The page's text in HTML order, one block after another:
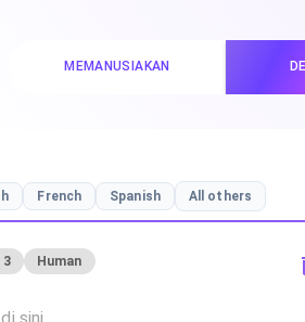
MEMANUSIAKAN
French Spanish All others
3 Human